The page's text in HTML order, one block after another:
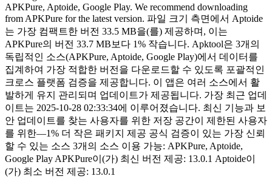
APKPure, Aptoide, Google Play. We recommend downloading
from APKPure for the latest version. 파일 크기 측면에서 Aptoide
는 가장 컴팩트한 버전 33.5 MB을(를) 제공하며, 이는
APKPure의 버전 33.7 MB보다 1% 작습니다. Apktool은 3개의
독립적인 소스(APKPure, Aptoide, Google Play)에서 데이터를
집계하여 가장 적합한 버전을 다운로드할 수 있도록 포괄적인
크로스 플랫폼 검증을 제공합니다. 이 앱은 여러 소스에서 활
발하게 유지 관리되며 업데이트가 제공됩니다. 가장 최근 업데
이트는 2025-10-28 02:33:34에 이루어졌습니다. 최신 기능과 보
안 업데이트를 찾는 사용자를 위한 저장 공간이 제한된 사용자
를 위한—1% 더 작은 패키지 제공 공식 검증이 있는 가장 신뢰
할 수 있는 소스 3개의 소스 이용 가능: APKPure, Aptoide,
Google Play APKPure이(가) 최신 버전 제공: 13.0.1 Aptoide이
(가) 최소 버전 제공: 13.0.1